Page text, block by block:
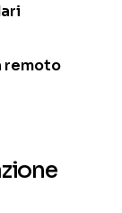
remoto